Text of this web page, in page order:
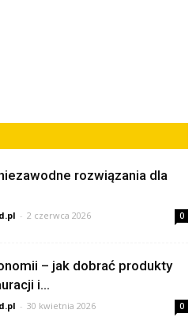
rozwiązania dla
- 2 czerwca 2026 0
– jak dobrać produkty
i...
- 30 kwietnia 2026 0